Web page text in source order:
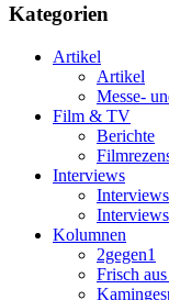
Kategorien
Artikel
Artikel
Messe-
Film & TV
Berichte
Interviews
Interviews
Kolumnen
2gegen1
Frisch